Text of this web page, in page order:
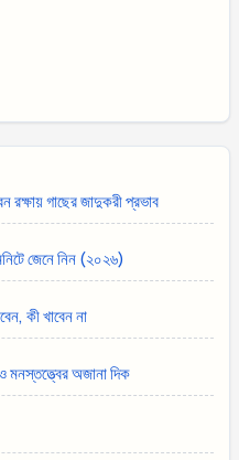
গাছের জাদুকরী প্রভাব
জেনে নিন (২০২৬)
কী খাবেন না
অজানা দিক